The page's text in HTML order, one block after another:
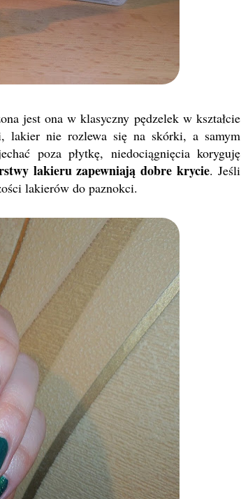
jest ona w klasyczny pędzelek w kształcie
lakier nie rozlewa się na skórki, a samym
poza płytkę, niedociągnięcia koryguję
lakieru zapewniają dobre krycie. Jeśli
lakierów do paznokci.